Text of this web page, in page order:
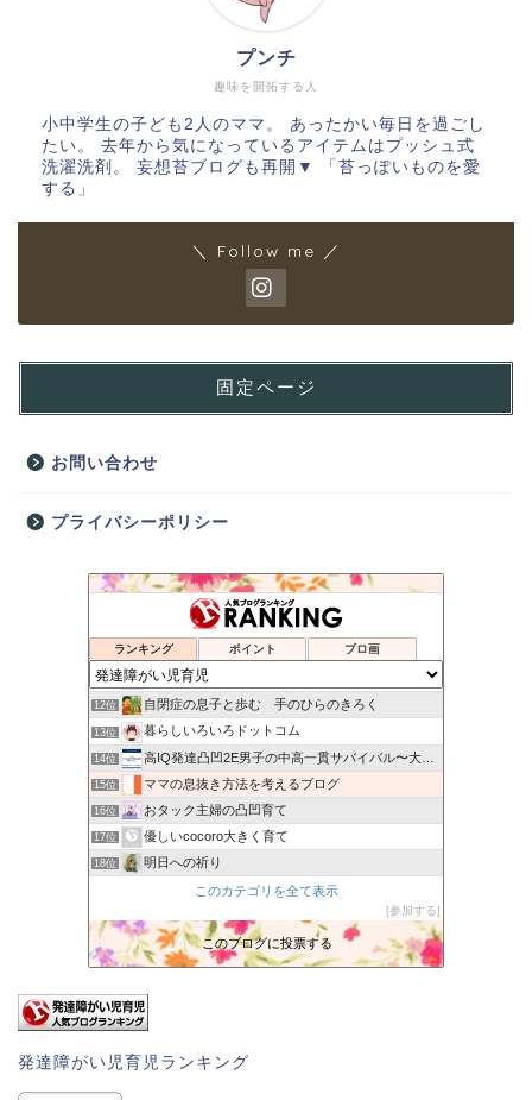
趣味を開拓する人
プンチ
小中学生の子ども2人のママ。 あったかい毎日を過ごし
たい。 去年から気になっているアイテムはプッシュ式
洗濯洗剤。 妄想苔ブログも再開▼ 「苔っぽいものを愛
する」
＼ Follow me ／
固定ページ
お問い合わせ
プライバシーポリシー
ランキング ポイント ブロ画
うちの子、発達障害ですか？
サバイバル育児
10位 未知の扉を開けて
11位 軽度知的障害＆ADHDな息子と不思議ちゃんの母
12位 自閉症の息子と歩む 手のひらのきろく
13位 暮らしいろいろドットコム
14位 高IQ発達凸凹2E男子の中高一貫サバイバル〜大学受験できるの
15位 ママの息抜き方法を考えるブログ
16位 おタック主婦の凸凹育て
17位 優しいcocoro大きく育て
18位 明日への祈り
今日と明日はカレーです
21位 〜楽しい療育的子育て〜
22位 うちの子、個性の塊です〜マイペース娘の療育日記〜
このカテゴリを全て表示
参加する
このブログに投票する
発達障がい児育児ランキング